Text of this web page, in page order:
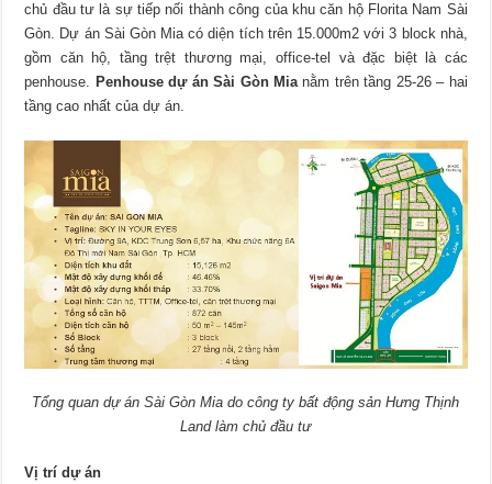
chủ đầu tư là sự tiếp nối thành công của khu căn hộ Florita Nam Sài
Gòn. Dự án Sài Gòn Mia có diện tích trên 15.000m2 với 3 block nhà,
gồm căn hộ, tầng trệt thương mại, office-tel và đặc biệt là các
penhouse. Penhouse dự án Sài Gòn Mianằm trên tầng 25-26 – hai
tầng cao nhất của dự án.
Tổng quan dự án Sài Gòn Mia do công ty bất động sản Hưng Thịnh
Land làm chủ đầu tư
Vị trí dự án